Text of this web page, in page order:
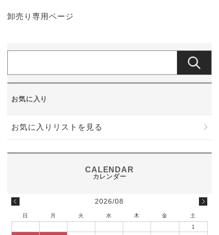
卸売り専用ページ
お気に入り
お気に入りリストを見る
2026/08
日 月 火 水 木 金
土
1